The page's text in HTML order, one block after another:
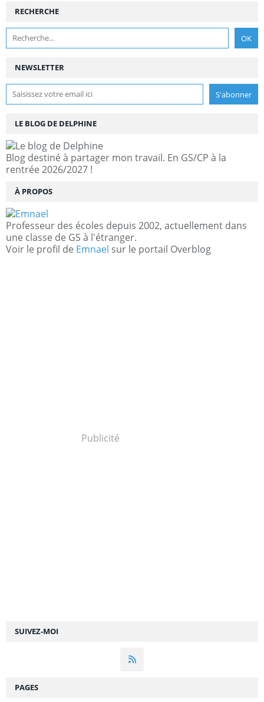
NEWSLETTER
SUIVEZ-MOI
RECHERCHE
LE BLOG DE DELPHINE
Blog destiné à partager mon travail. En GS/CP à la
rentrée 2026/2027 !
À PROPOS
Professeur des écoles depuis 2002, actuellement dans
une classe de GS à l'étranger.
Voir le profil de Emnael sur le portail Overblog
Publicité
PAGES